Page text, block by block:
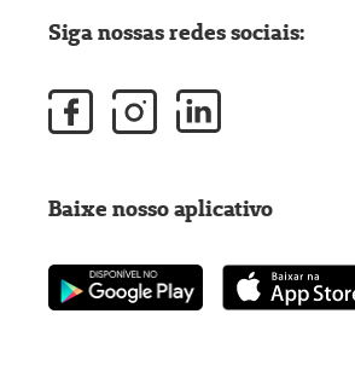
Siga nossas redes sociais:
Baixe nosso aplicativo